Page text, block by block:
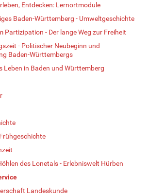
Entdecken: Lernortmodule
Baden-Württemberg - Umweltgeschichte
Partizipation - Der lange Weg zur Freiheit
- Politischer Neubeginn und
Baden-Württembergs
Leben in Baden und Württemberg
des Lonetals - Erlebniswelt Hürben
Landeskunde